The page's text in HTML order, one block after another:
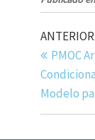
PMOC Ar
Modelo